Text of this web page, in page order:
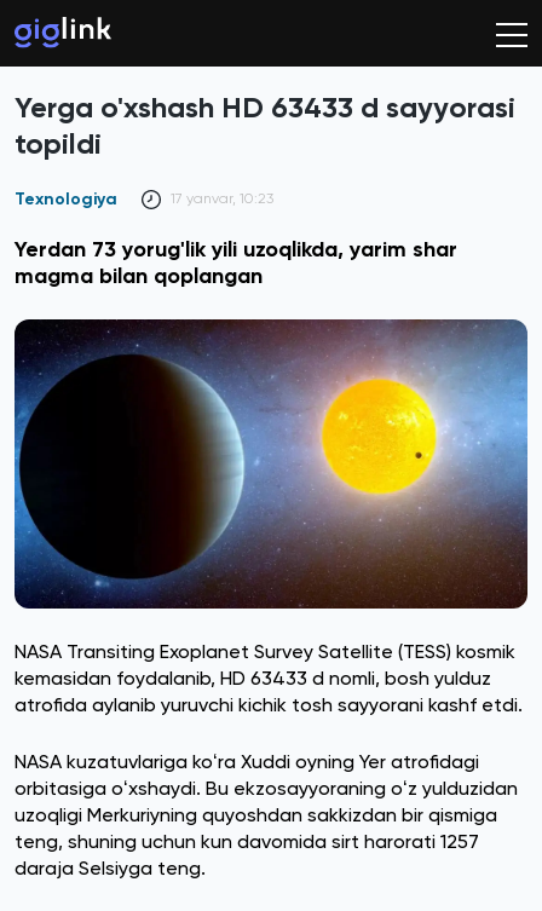
Yerga o'xshash HD 63433 d sayyorasi
topildi
Texnologiya 17 yanvar, 10:23
Yerdan 73 yorug'lik yili uzoqlikda, yarim shar
magma bilan qoplangan
NASA Transiting Exoplanet Survey Satellite (TESS) kosmik
kemasidan foydalanib, HD 63433 d nomli, bosh yulduz
atrofida aylanib yuruvchi kichik tosh sayyorani kashf etdi.
NASA kuzatuvlariga koʻra Xuddi oyning Yer atrofidagi
orbitasiga oʻxshaydi. Bu ekzosayyoraning oʻz yulduzidan
uzoqligi Merkuriyning quyoshdan sakkizdan bir qismiga
teng, shuning uchun kun davomida sirt harorati 1257
daraja Selsiyga teng.